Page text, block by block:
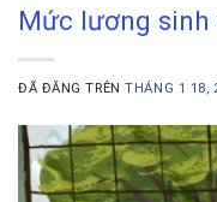
Mức lương sinh
ĐÃ ĐĂNG TRÊNTHÁNG 1 18,